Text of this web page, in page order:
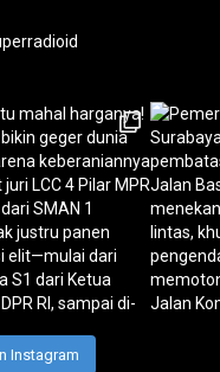
Instagram